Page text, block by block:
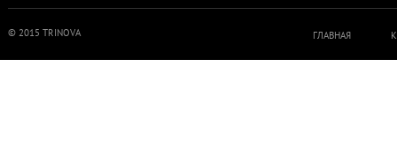
ГЛАВНАЯ
© 2015 TRINOVA